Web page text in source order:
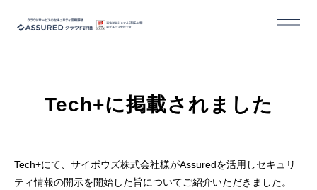
導入/活用事例
Tech+に掲載されました
Tech+にて、サイボウズ株式会社様がAssuredを活用しセキュリ
ティ情報の開示を開始した旨についてご紹介いただきました。